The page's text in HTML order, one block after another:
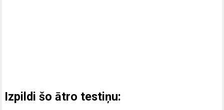
Izpildi šo ātro testiņu: